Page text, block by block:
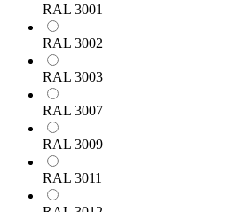
RAL 3001
RAL 3002
RAL 3003
RAL 3007
RAL 3009
RAL 3011